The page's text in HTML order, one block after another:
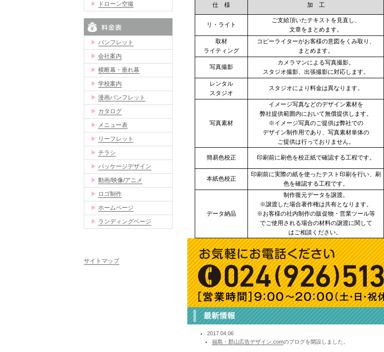
仕 様 加 工
リ・ライト
ご支給頂いたテキストを見直し、
文章をまとめます。
取材
ライティング
コピーライターがお客様の意図をくみ取り、
まとめます。
写真撮影
カメラマンによる写真撮影。
スタジオ撮影、出張撮影に対応します。
レンタル
スタジオ
スタジオにより料金は異なります。
写真素材
イメージ写真などのデザイン素材を
弊社提供範囲内において無償提供します。
※イメージ写真のご提供は弊社での
デザイン制作用であり、写真素材単体の
ご提供は行っておりません。
簡易色校正 印刷前に刷色を校正紙で確認する工程です。
本紙色校正
印刷前に実際の紙を使ったテスト印刷を行い、刷
色を確認する工程です。
データ納品
制作復元データを譲渡。
※譲渡した場合著作権は共有となります。
※お客様の社内制作の販促物・営業ツール等
でご使用される場合の材料の譲渡に関して
はご相談ください。
2017.04.06
福島・郡山広告デザイン.comのブログを開設しました。
▶
ドローン空撮
▶ パンフレット
▶ 会社案内
▶ 横断幕・垂れ幕
▶ 学校案内
▶ 漫画パンフレット
▶ カタログ
▶ メニュー表
▶
リーフレット
▶ チラシ
▶ パッケージデザイン
▶ 動画/映像/アニメ
▶ ロゴ制作
▶ ホームページ
▶ ランディングページ
サイトマップ